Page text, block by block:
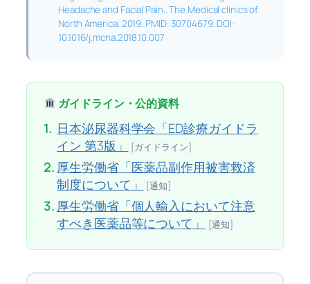
Headache and Facial Pain.. The Medical clinics of
North America. 2019. PMID: 30704679. DOI:
10.1016/j.mcna.2018.10.007
ガイドライン・公的資料
1. 日本泌尿器科学会「ED診療ガイドラ
イン 第3版」
[ガイドライン]
2.厚生労働省「医薬品副作用被害救済
制度について」
[通知]
3.厚生労働省「個人輸入において注意
すべき医薬品等について」
[通知]